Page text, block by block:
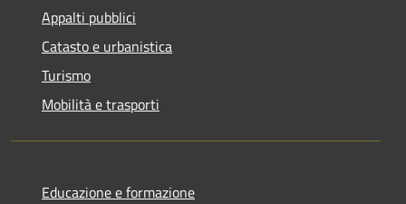
Appalti pubblici
Catasto e urbanistica
Turismo
Mobilità e trasporti
Educazione e formazione